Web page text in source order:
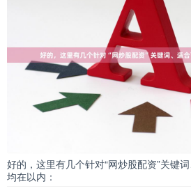
认可的股票配资知识 配资杠杆炒股
： 2025-12-15
配资杠杆炒股是一种利用借贷资
方式。它可以放大收益认可的股
大了风险。 投资炒股
好的，这里有几个针对“网炒股配资”关键
均在以内：